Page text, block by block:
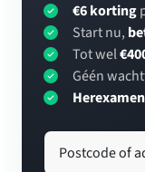
€6 korting
Start nu,
Tot wel
Géén
Postcode of